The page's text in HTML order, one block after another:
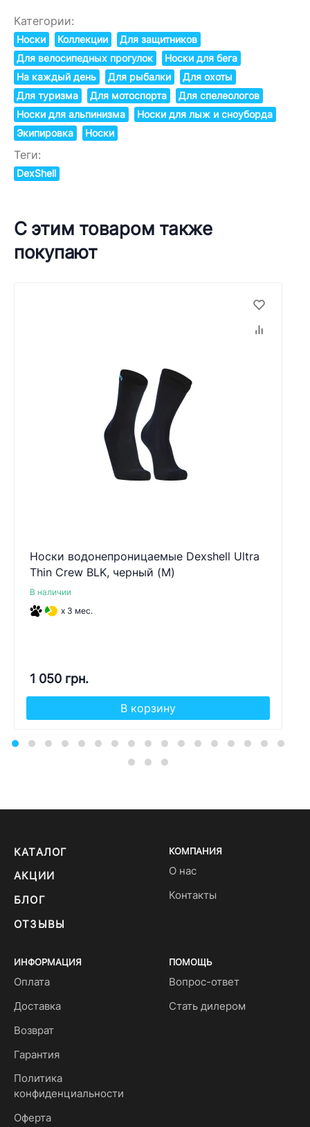
Категории:
Носки Коллекции
Для защитников
Для велосипедных прогулок
Носки для бега
На каждый день
Для рыбалки
Для охоты
Для туризма
Для мотоспорта
Для спелеологов
Носки для альпинизма
Носки для лыж и сноуборда
Экипировка
Носки
Теги:
DexShell
С этим товаром также
покупают
Носки водонепроницаемые Dexshell Ultra
Thin Crew BLK, черный (M)
В наличии
x 3 мес.
1 050 грн.
В корзину
КАТАЛОГ
АКЦИИ
БЛОГ
ОТЗЫВЫ
КОМПАНИЯ
О нас
Контакты
ИНФОРМАЦИЯ
Оплата
Доставка
Возврат
Гарантия
Политика
конфиденциальности
Оферта
ПОМОЩЬ
Вопрос-ответ
Стать дилером